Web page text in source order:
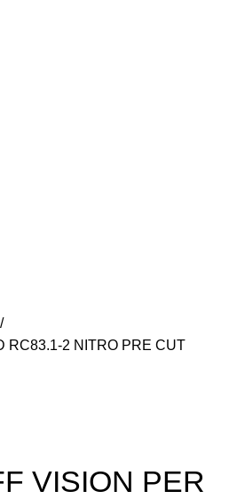
RC83.1-2 NITRO PRE CUT
VISION PER